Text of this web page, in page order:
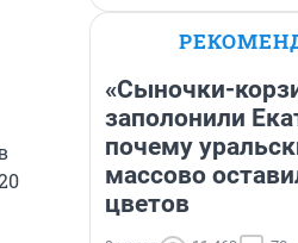
«Сыночки-
заполонили
почему
массово
цветов